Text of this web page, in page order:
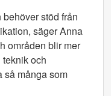
stöd från
säger Anna
områden blir mer
och
så många som